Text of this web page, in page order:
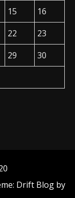
15
16
22
23
29
30
Drift Blog by